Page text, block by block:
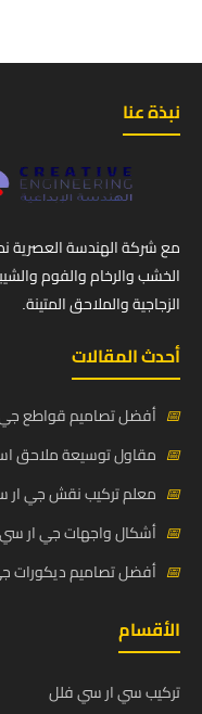
نبذة عنا
مع شركة الهندسة العصرية
الخشب والرخام والفوم
الزجاجية والملاحق المتينة.
أحدث المقالات
📅 أفضل تصاميم قواطع جي
📅 مقاول توسيعة ملاحق
📅 معلم تركيب نقش جي ار
📅 أشكال واجهات جي ار سي
📅 أفضل تصاميم ديكورات
الأقسام
تركيب سي ار سي فلل